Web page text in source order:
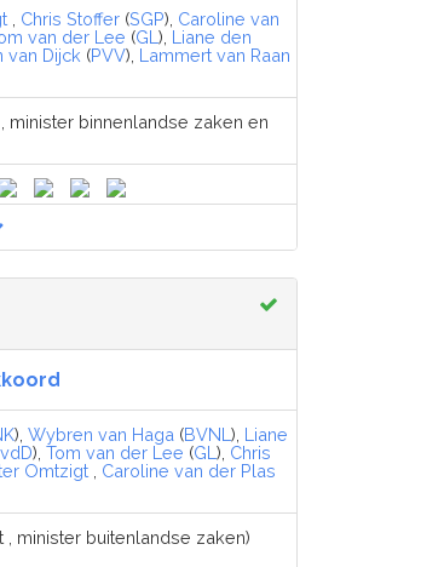
Chris Stoffer (SGP), Caroline van
van der Lee (GL ), Liane den
van Dijck (PVV), Lammert van Raan
minister binnenlandse zaken en
), Wybren van Haga (BVNL ), Liane
), Tom van der Lee (GL ), Chris
Omtzigt
Caroline van der Plas
minister buitenlandse zaken)